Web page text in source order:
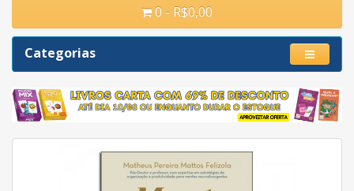
0 - R$0,00
Categorias